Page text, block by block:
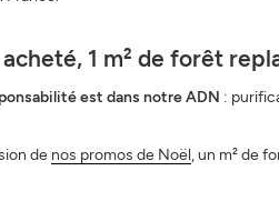
1 m² de forêt
est dans notre ADN :
de nos promos de Noël, un m² de